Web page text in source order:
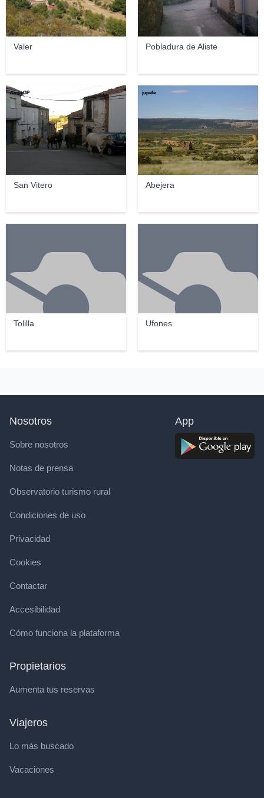
Valer Pobladura de Aliste
San Vitero
AmpyGP
Abejera
jupefe
Tolilla Ufones
Nosotros
Sobre nosotros
Notas de prensa
Observatorio turismo rural
Condiciones de uso
Privacidad
Cookies
Contactar
Accesibilidad
Cómo funciona la plataforma
Propietarios
Aumenta tus reservas
Viajeros
Lo más buscado
Vacaciones
App